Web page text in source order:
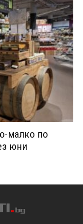
малко по
юни